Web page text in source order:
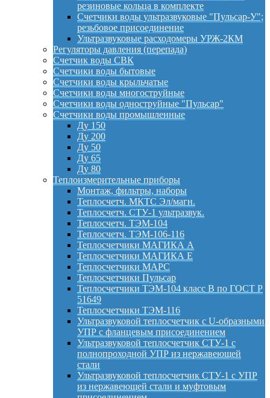
резиновые кольца в комплекте
Счетчики воды ультразвуковые "Пульсар-У";
резьбовое присоединение
Ультразвуковые расходомеры УРЖ-2КМ
Регуляторы давления (перепада)
Счетчик воды СВК
Счетчики воды бытовые
Счетчики воды крыльчатые
Счетчики воды многоструйные
Счетчики воды одноструйные "Пульсар"
Счетчики воды промышленные
Ду 150
Ду 200
Ду 50
Ду 65
Ду 80
Теплоизмерительные приборы
Монтаж, фильтры, наборы
Теплосчетч. МКТС Эл/магн.
Теплосчетч. СТУ-1 ультразвук.
Теплосчетч. ТЭМ-104
Теплосчетч. ТЭМ-106-116
Теплосчетчики МАГИКА А
Теплосчетчики МАГИКА Е
Теплосчетчики МАРС
Теплосчетчики Пульсар
Теплосчетчики ТЭМ-104 класс B по ГОСТ Р
51649
Теплосчетчики ТЭМ-116
Ультразвуковой теплосчетчик с U-образными
УПР с фланцевым присоединением
Ультразвуковой теплосчетчик СТУ-1 с
полнопроходной УПР из нержавеющей
стали
Ультразвуковой теплосчетчик СТУ-1 с УПР
из нержавеющей стали и муфтовым